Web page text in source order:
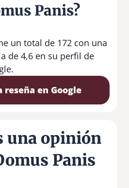
Panis?
un total de 172 con una
de 4,6 en su perfil de
reseña en Google
una opinión
Panis